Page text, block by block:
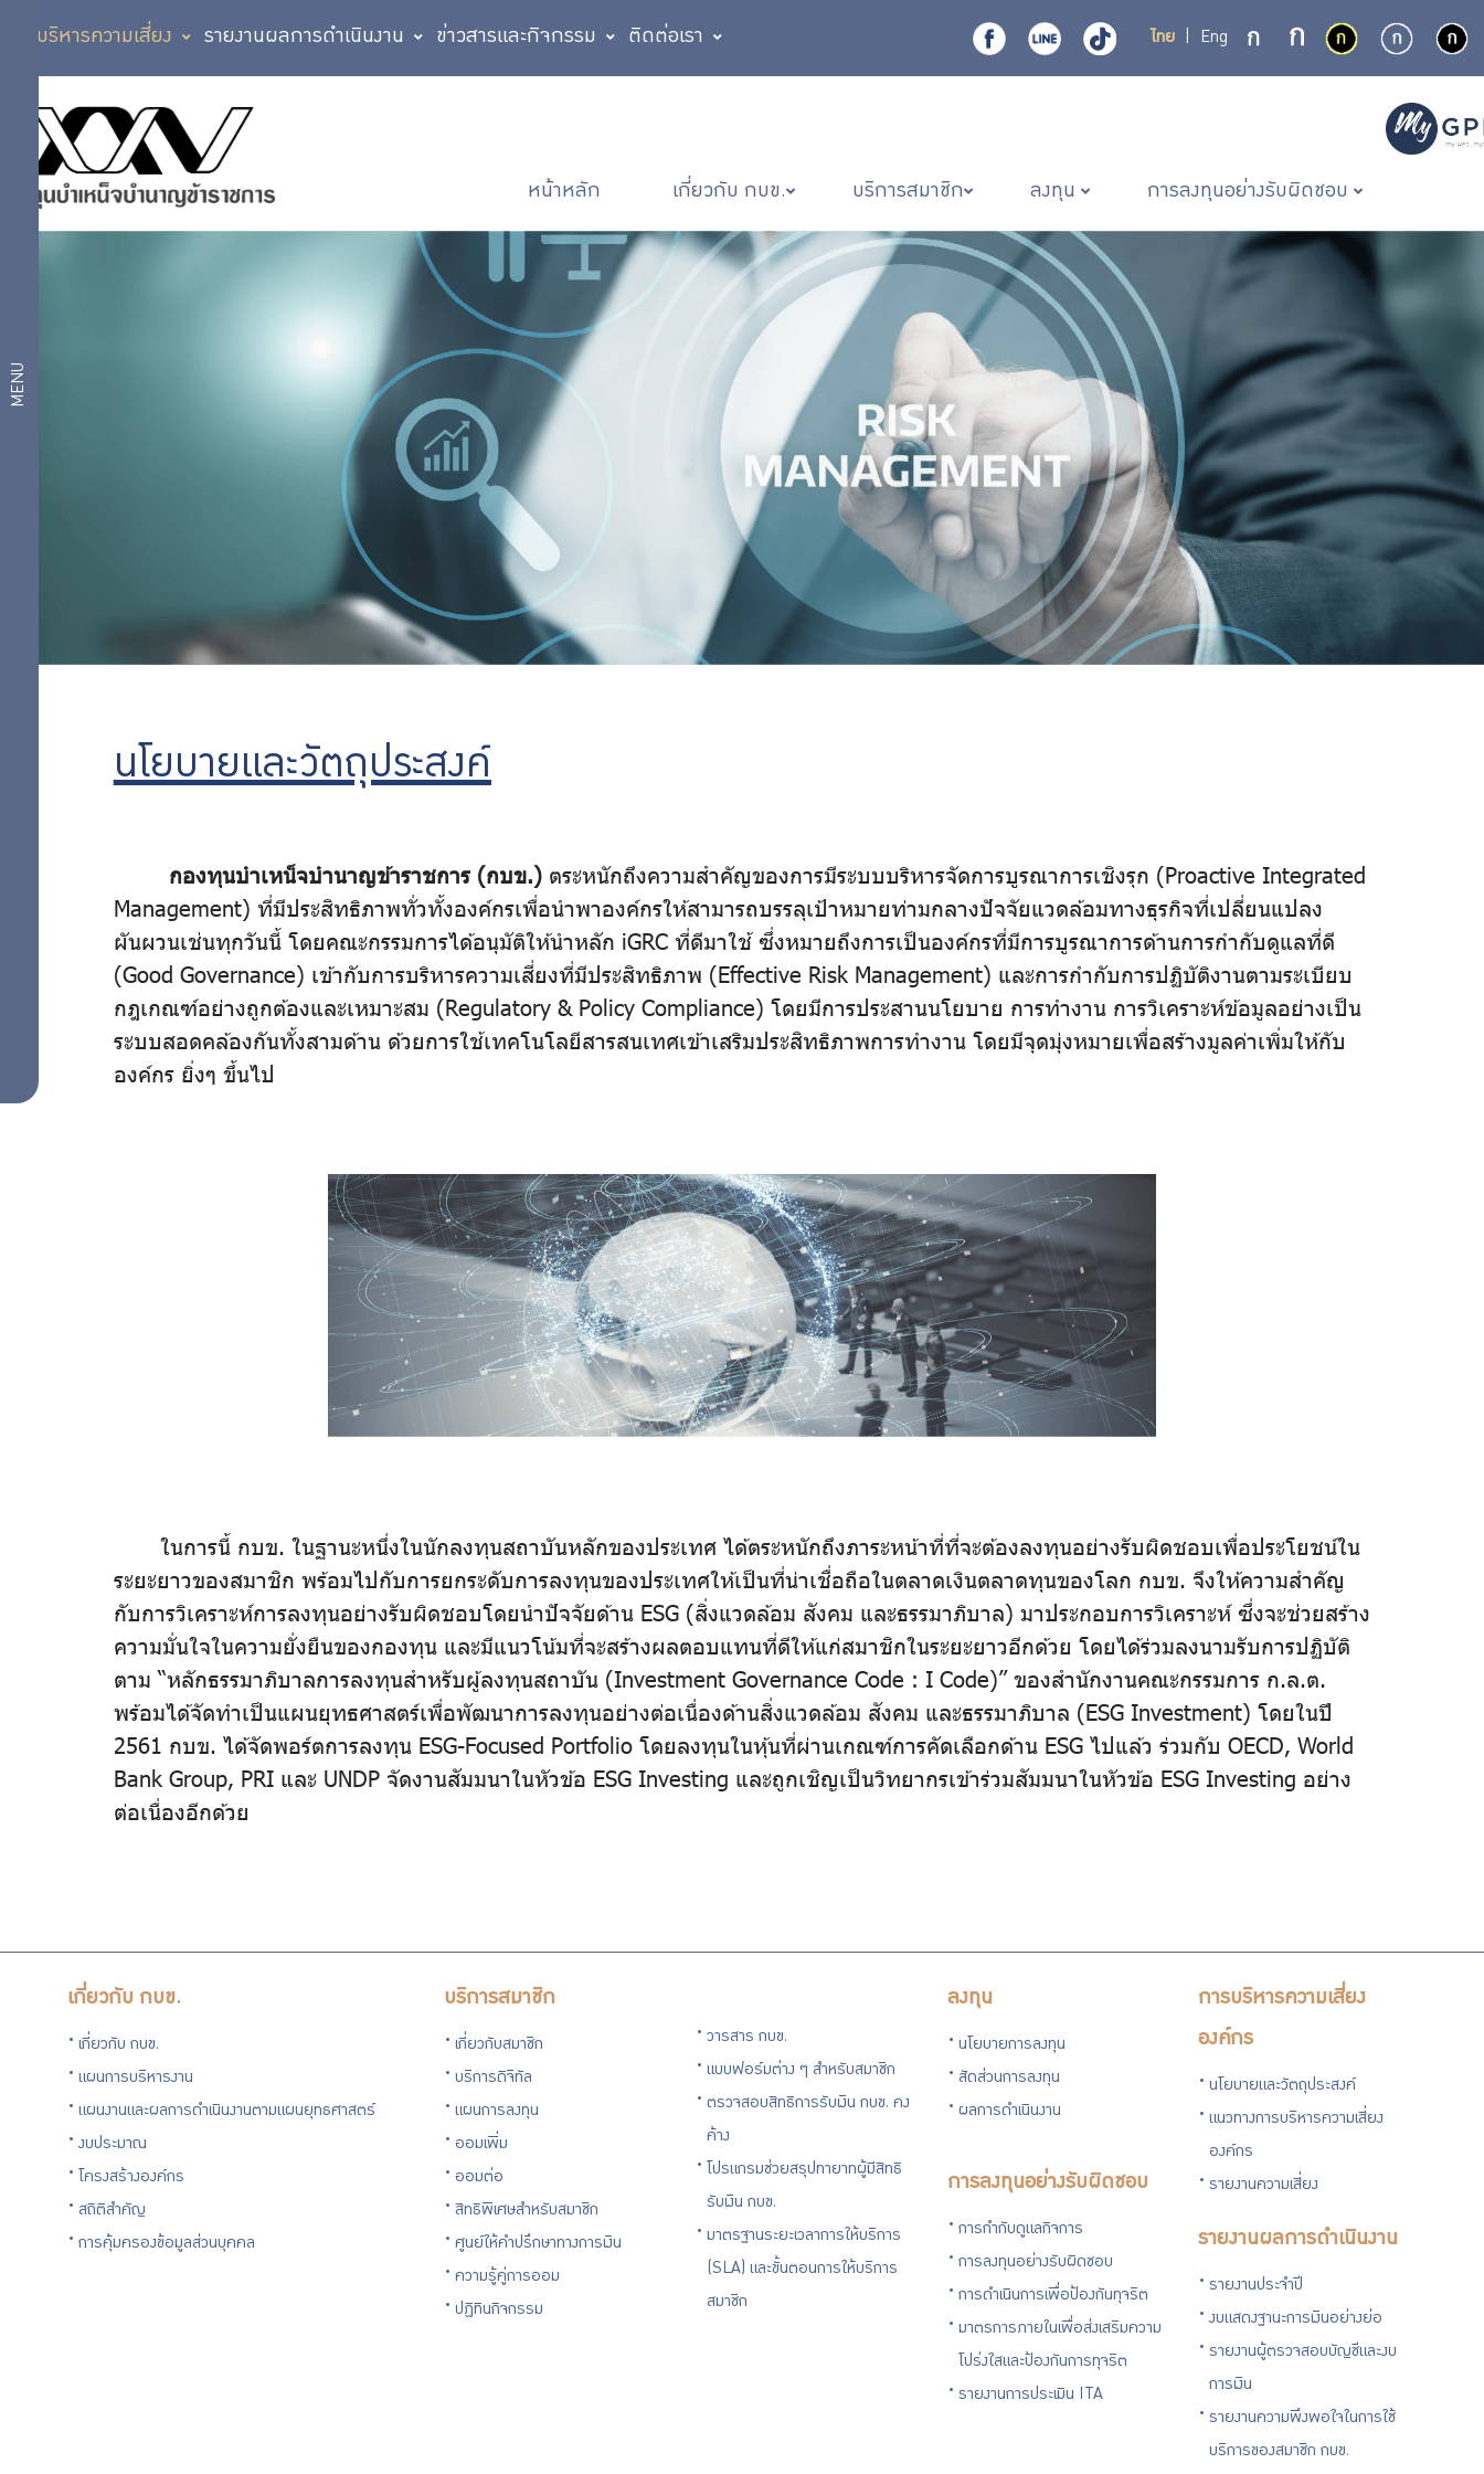
ไทย Eng
การบริหารความเสี่ยง รายงานผลการดำเนินงาน ข่าวสารและกิจกรรม ติดต่อเรา
หน้าหลัก เกี่ยวกับ กบข. บริการสมาชิก ลงทุน การลงทุนอย่างรับผิดชอบ
MENU
นโยบายและ
วัตถุประสงค์
ความ
วัตถุประสงค์
นโยบายและวัตถุประสงค์
กองทุนบำเหน็จบำนาญข้าราชการ (กบข.)ตระหนักถึงความสำคัญของการมีระบบบริหารจัดการบูรณาการเชิงรุก (Proactive Integrated
Management) ที่มีประสิทธิภาพทั่วทั้งองค์กรเพื่อนำพาองค์กรให้สามารถบรรลุเป้าหมายท่ามกลางปัจจัยแวดล้อมทางธุรกิจที่เปลี่ยนแปลง
ผันผวนเช่นทุกวันนี้ โดยคณะกรรมการได้อนุมัติให้นำหลัก iGRC ที่ดีมาใช้ ซึ่งหมายถึงการเป็นองค์กรที่มีการบูรณาการด้านการกำกับดูแลที่ดี
(Good Governance) เข้ากับการบริหารความเสี่ยงที่มีประสิทธิภาพ (Effective Risk Management) และการกำกับการปฏิบัติงานตามระเบียบ
กฎเกณฑ์อย่างถูกต้องและเหมาะสม (Regulatory & Policy Compliance) โดยมีการประสานนโยบาย การทำงาน การวิเคราะห์ข้อมูลอย่างเป็น
ระบบสอดคล้องกันทั้งสามด้าน ด้วยการใช้เทคโนโลยีสารสนเทศเข้าเสริมประสิทธิภาพการทำงาน โดยมีจุดมุ่งหมายเพื่อสร้างมูลค่าเพิ่มให้กับ
องค์กร ยิ่งๆ ขึ้นไป
ในการนี้ กบข. ในฐานะหนึ่งในนักลงทุนสถาบันหลักของประเทศ ได้ตระหนักถึงภาระหน้าที่ที่จะต้องลงทุนอย่างรับผิดชอบเพื่อประโยชน์ใน
ระยะยาวของสมาชิก พร้อมไปกับการยกระดับการลงทุนของประเทศให้เป็นที่น่าเชื่อถือในตลาดเงินตลาดทุนของโลก กบข. จึงให้ความสำคัญ
กับการวิเคราะห์การลงทุนอย่างรับผิดชอบโดยนำปัจจัยด้าน ESG (สิ่งแวดล้อม สังคม และธรรมาภิบาล) มาประกอบการวิเคราะห์ ซึ่งจะช่วยสร้าง
ความมั่นใจในความยั่งยืนของกองทุน และมีแนวโน้มที่จะสร้างผลตอบแทนที่ดีให้แก่สมาชิกในระยะยาวอีกด้วย โดยได้ร่วมลงนามรับการปฏิบัติ
ตาม “หลักธรรมาภิบาลการลงทุนสำหรับผู้ลงทุนสถาบัน (Investment Governance Code : I Code)” ของสำนักงานคณะกรรมการ ก.ล.ต.
พร้อมได้จัดทำเป็นแผนยุทธศาสตร์เพื่อพัฒนาการลงทุนอย่างต่อเนื่องด้านสิ่งแวดล้อม สังคม และธรรมาภิบาล (ESG Investment) โดยในปี
2561 กบข. ได้จัดพอร์ตการลงทุน ESG-Focused Portfolio โดยลงทุนในหุ้นที่ผ่านเกณฑ์การคัดเลือกด้าน ESG ไปแล้ว ร่วมกับ OECD, World
Bank Group, PRI และ UNDP จัดงานสัมมนาในหัวข้อ ESG Investing และถูกเชิญเป็นวิทยากรเข้าร่วมสัมมนาในหัวข้อ ESG Investing อย่าง
ต่อเนื่องอีกด้วย
เกี่ยวกับ กบข.
เกี่ยวกับ กบข.
แผนการบริหารงาน
แผนงานและผลการดำเนินงานตามแผนยุทธศาสตร์
งบประมาณ
โครงสร้างองค์กร
สถิติสำคัญ
การคุ้มครองข้อมูลส่วนบุคคล
บริการสมาชิก
เกี่ยวกับสมาชิก
บริการดิจิทัล
แผนการลงทุน
ออมเพิ่ม
ออมต่อ
สิทธิพิเศษสำหรับสมาชิก
ศูนย์ให้คำปรึกษาทางการเงิน
ความรู้คู่การออม
ปฏิทินกิจกรรม
วารสาร กบข.
แบบฟอร์มต่าง ๆ สำหรับสมาชิก
ตรวจสอบสิทธิการรับเงิน กบข. คง
ค้าง
โปรแกรมช่วยสรุปทายาทผู้มีสิทธิ
รับเงิน กบข.
มาตรฐานระยะเวลาการให้บริการ
(SLA) และขั้นตอนการให้บริการ
สมาชิก
ลงทุน
นโยบายการลงทุน
สัดส่วนการลงทุน
ผลการดำเนินงาน
การลงทุนอย่างรับผิดชอบ
การกำกับดูแลกิจการ
การลงทุนอย่างรับผิดชอบ
การดำเนินการเพื่อป้องกันทุจริต
มาตรการภายในเพื่อส่งเสริมความ
โปร่งใสและป้องกันการทุจริต
รายงานการประเมิน ITA
การบริหารความเสี่ยง
องค์กร
นโยบายและวัตถุประสงค์
แนวทางการบริหารความเสี่ยง
องค์กร
รายงานความเสี่ยง
รายงานผลการดำเนินงาน
รายงานประจำปี
งบแสดงฐานะการเงินอย่างย่อ
รายงานผู้ตรวจสอบบัญชีและงบ
การเงิน
รายงานความพึงพอใจในการใช้
บริการของสมาชิก กบข.